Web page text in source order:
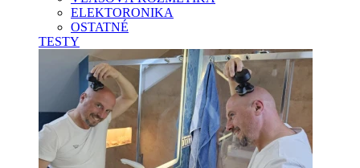
ELEKTORONIKA
OSTATNÉ
TESTY